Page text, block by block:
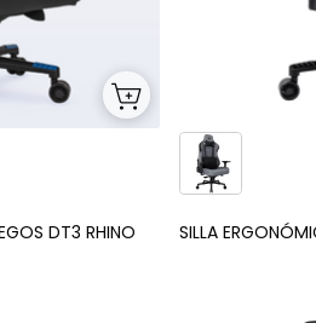
DT3 RHINO SILLA